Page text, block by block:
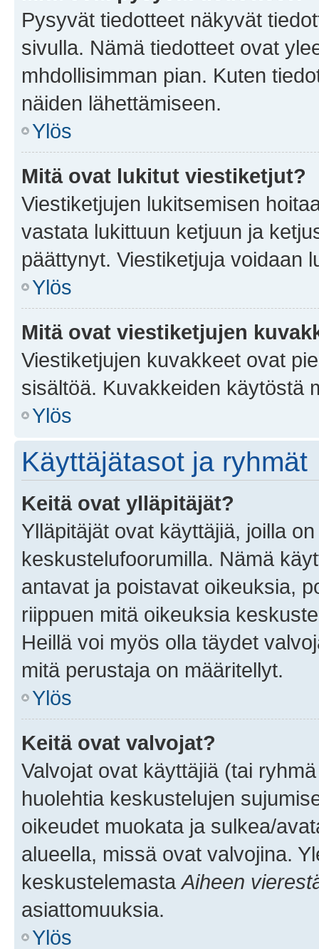
Pysyvät tiedotteet näkyvät
sivulla. Nämä tiedotteet ovat
mhdollisimman pian. Kuten
näiden lähettämiseen.
Ylös
Mitä ovat lukitut viestiketjut?
Viestiketjujen lukitsemisen
vastata lukittuun ketjuun ja
päättynyt. Viestiketjuja voidaan
Ylös
Mitä ovat viestiketjujen
Viestiketjujen kuvakkeet ovat
sisältöä. Kuvakkeiden käytöstä
Ylös
Käyttäjätasot ja ryhmät
Keitä ovat ylläpitäjät?
Ylläpitäjät ovat käyttäjiä, joilla
keskustelufoorumilla. Nämä
antavat ja poistavat oikeuksia,
riippuen mitä oikeuksia
Heillä voi myös olla täydet
mitä perustaja on määritellyt.
Ylös
Keitä ovat valvojat?
Valvojat ovat käyttäjiä (tai
huolehtia keskustelujen
oikeudet muokata ja sulkea/
alueella, missä ovat valvojina.
keskustelemastaAiheen
asiattomuuksia.
Ylös